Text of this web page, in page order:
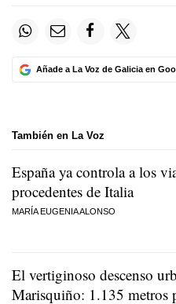
Añade a La Voz de Galicia en
También en La Voz
España ya controla a los
procedentes de Italia
MARÍA EUGENIA ALONSO
El vertiginoso descenso
Marisquiño: 1.135 metros